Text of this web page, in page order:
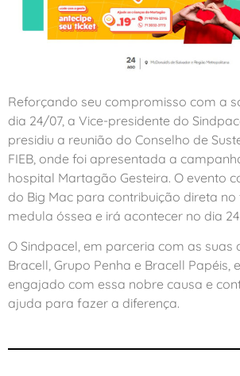
Reforçando seu compromisso com a
dia 24/07, a Vice-presidente do
presidiu a reunião do Conselho de
FIEB, onde foi apresentada a
hospital Martagão Gesteira. O evento
do Big Mac para contribuição direta
medula óssea e irá acontecer no dia
O Sindpacel, em parceria com as suas
Bracell, Grupo Penha e Bracell Papéis,
engajado com essa nobre causa e
ajuda para fazer a diferença.